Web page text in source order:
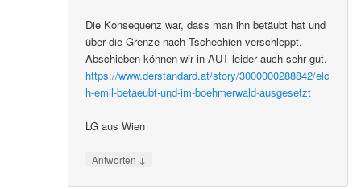
Die Konsequenz war, dass man ihn betäubt hat und
über die Grenze nach Tschechien verschleppt.
Abschieben können wir in AUT leider auch sehr gut.
https://www.derstandard.at/story/3000000288842/elc
h-emil-betaeubt-und-im-boehmerwald-ausgesetzt
LG aus Wien
Antworten ↓